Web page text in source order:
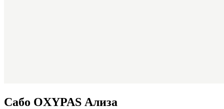
Сабо OXYPAS Ализа